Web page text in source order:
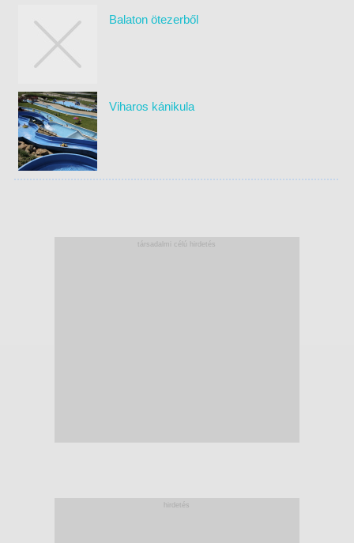
Balaton ötezerből
Viharos kánikula
társadalmi célú hirdetés
hirdetés